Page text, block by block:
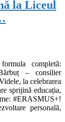
la Liceul
completă:
– consilier
la celebrarea
sprijină educația,
#ERASMUS+!
personală,